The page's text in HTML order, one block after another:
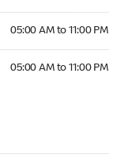
05:00 AM to 11:00 PM
05:00 AM to 11:00 PM